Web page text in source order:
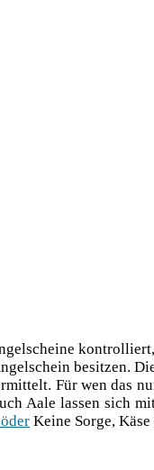
besit­zen.
Für wen das
Aale las­sen sich
Kei­ne Sor­ge,